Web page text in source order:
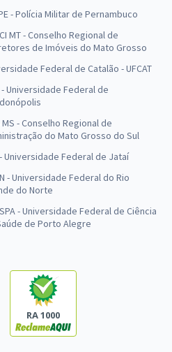
- Polícia Militar de Pernambuco
MT - Conselho Regional de
de Imóveis do Mato Grosso
Federal de Catalão - UFCAT
- Universidade Federal de
MS - Conselho Regional de
do Mato Grosso do Sul
- Universidade Federal de Jataí
- Universidade Federal do Rio
do Norte
- Universidade Federal de Ciência
de Porto Alegre
RA 1000